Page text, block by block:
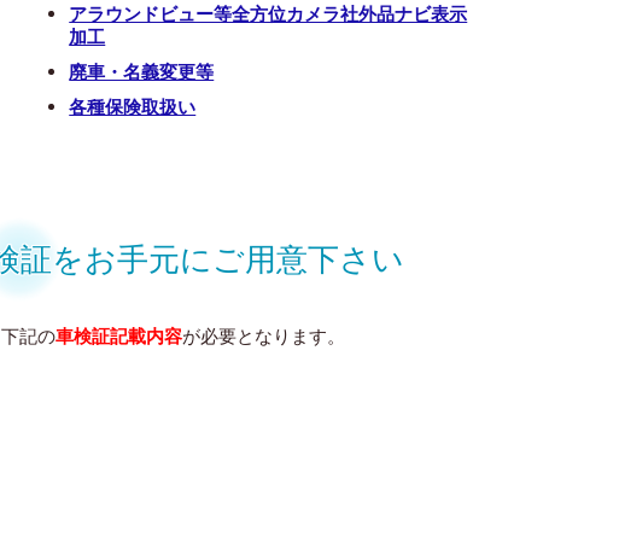
アラウンドビュー等全方位カメラ社外品ナビ表示
加工
廃車・名義変更等
各種保険取扱い
証をお手元にご用意下さい
記の車検証記載内容が必要となります。